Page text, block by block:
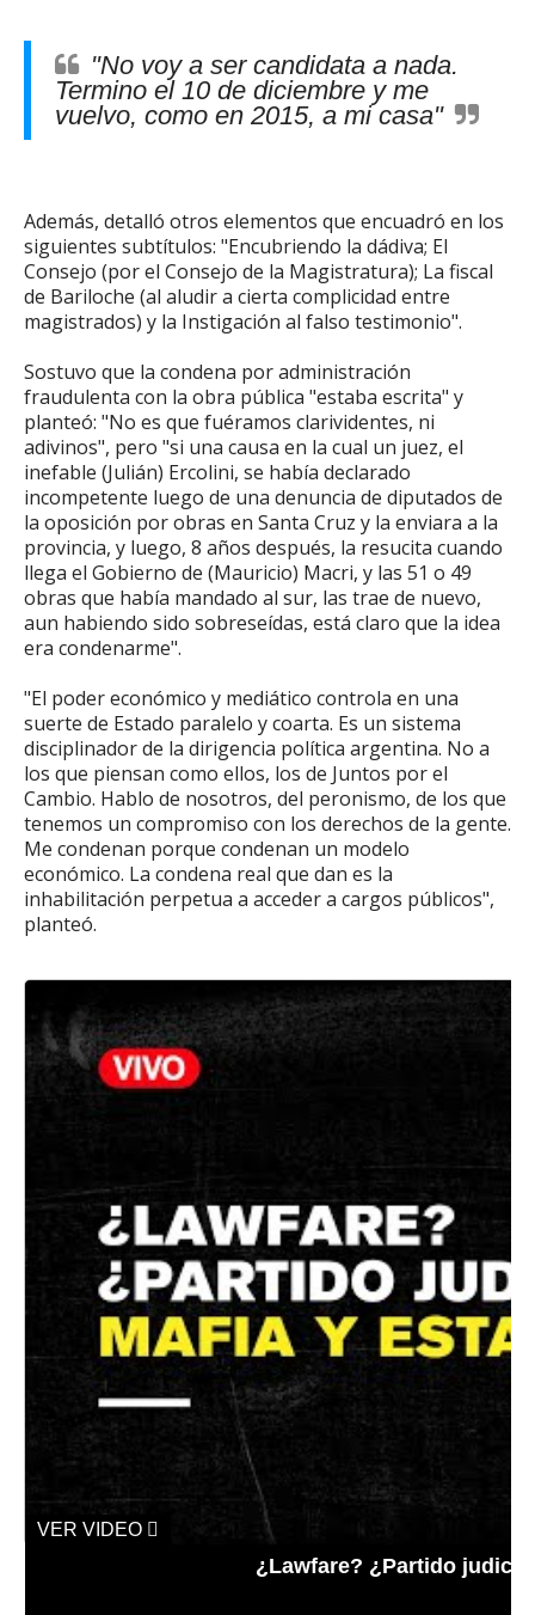
"No voy a ser candidata a nada.
Termino el 10 de diciembre y me
vuelvo, como en 2015, a mi casa"
Además, detalló otros elementos que encuadró en los
siguientes subtítulos: "Encubriendo la dádiva; El
Consejo (por el Consejo de la Magistratura); La fiscal
de Bariloche (al aludir a cierta complicidad entre
magistrados) y la Instigación al falso testimonio".
Sostuvo que la condena por administración
fraudulenta con la obra pública "estaba escrita" y
planteó: "No es que fuéramos clarividentes, ni
adivinos", pero "si una causa en la cual un juez, el
inefable (Julián) Ercolini, se había declarado
incompetente luego de una denuncia de diputados de
la oposición por obras en Santa Cruz y la enviara a la
provincia, y luego, 8 años después, la resucita cuando
llega el Gobierno de (Mauricio) Macri, y las 51 o 49
obras que había mandado al sur, las trae de nuevo,
aun habiendo sido sobreseídas, está claro que la idea
era condenarme".
"El poder económico y mediático controla en una
suerte de Estado paralelo y coarta. Es un sistema
disciplinador de la dirigencia política argentina. No a
los que piensan como ellos, los de Juntos por el
Cambio. Hablo de nosotros, del peronismo, de los que
tenemos un compromiso con los derechos de la gente.
Me condenan porque condenan un modelo
económico. La condena real que dan es la
inhabilitación perpetua a acceder a cargos públicos",
planteó.
¿Lawfare? ¿Partido
VER VIDEO